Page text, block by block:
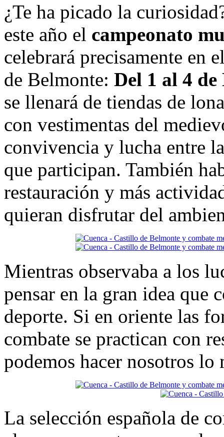
¿Te ha picado la
este año el campeonato
celebrará precisamente en
de Belmonte: Del 1 al 4
se llenará de tiendas de
con vestimentas del
convivencia y lucha entre
que participan. También
restauración y más
quieran disfrutar del
Mientras observaba a los
pensar en la gran idea que
deporte. Si en oriente las
combate se practican con
podemos hacer nosotros lo
La selección española de